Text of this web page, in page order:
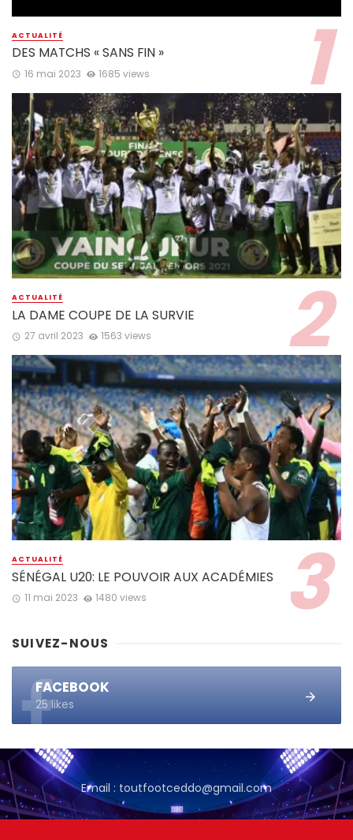
ACTUALITÉ
DES MATCHS « SANS FIN »
16 mai 2023 1685 views
ACTUALITÉ
LA DAME COUPE DE LA SURVIE
27 avril 2023 1563 views
ACTUALITÉ
SÉNÉGAL U20: LE POUVOIR AUX ACADÉMIES
11 mai 2023 1480 views
SUIVEZ-NOUS
FACEBOOK
25 likes
Email : toutfootceddo@gmail.com